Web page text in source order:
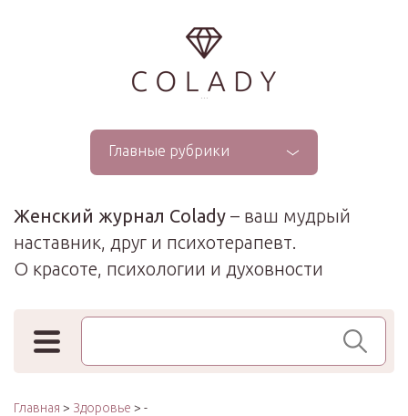
...
Главные рубрики
Женский журнал Colady – ваш мудрый
наставник, друг и психотерапевт.
О красоте, психологии и духовности
Поиск по сайту
Главная > Здоровье > -